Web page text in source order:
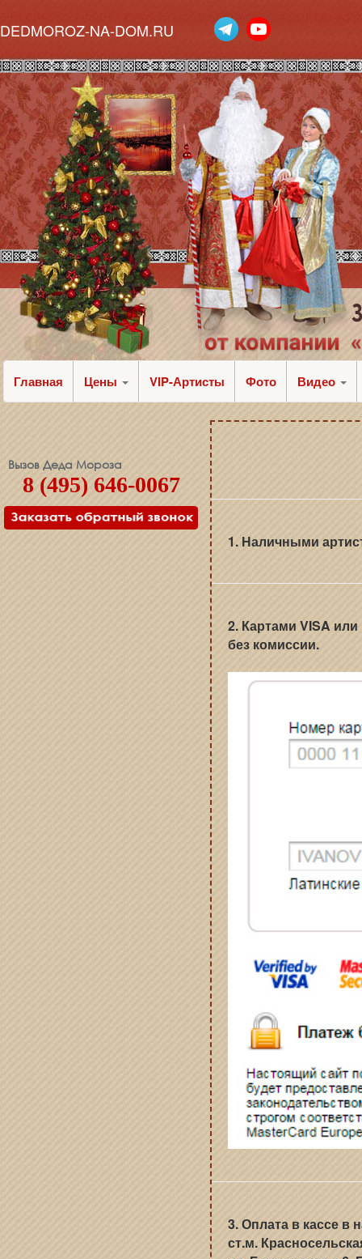
DEDMOROZ-NA-DOM.RU
Главная Цены VIP-Артисты Фото Видео
Вызов Деда Мороза
8 (495) 646-0067
1. Наличными
2. Картами VISA
без комиссии.
3. Оплата в кассе в
ст.м.